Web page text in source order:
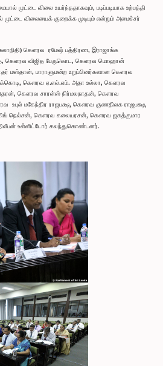
முட்டை விலை உயர்ந்ததாகவும், படிப்படியாக உற்பத்தி
முட்டை விலையைக் குறைக்க முடியும் என்றும் அமைச்சர்
கௌரவ ரமேஷ் பத்திரண, இராஜாங்க
கௌரவ விஜித பேருகொட, கௌரவ மொஹான்
மஸ்தான், பாராளுமன்ற உறுப்பினர்களான கௌரவ
கௌரவ ஏ.எல்.எம். அதா உல்லா, கௌரவ
கௌரவ சாரள்ஸ் நிர்மலநாதன், கௌரவ
மகேந்திர ராஜபக்ஷ, கௌரவ குணதிலக ராஜபக்ஷ,
நெல்சன், கௌரவ கலையரசன், கௌரவ ஜகத்குமார
திலீபன் உள்ளிட்டோர் கலந்துகொண்டனர்.